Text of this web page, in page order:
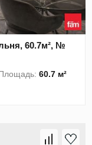
60.7м², №
60.7 м²